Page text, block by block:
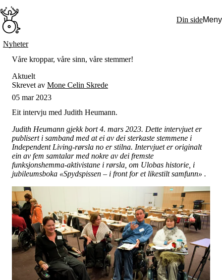
til
hovedinnhold
Din sideMeny
Søk:
Hva vi gjør
BPA – Borgerstyrt personlig assistanse
BPA og kommunen
Beslutningsstøtteråd
Funksjonsassistanse
Stolte, sterke og synlige historier
Ti gode grunner til å velge Uloba
Engasjer deg
Bli medlem
Bli assistent
Kampsaker
Arrangementer
Independent Living-festivalen
Skansgård-forelesningen
Medlemsrådet
Selvsagt
Bente Skansgårds Independent Living-fond
Om oss
Nyheter
Tall og fakta
Om Uloba
Kontakt Uloba
Supportsenter
Nyheter
Våre kroppar, våre sinn, våre stemmer!
Aktuelt
Skrevet av Mone Celin Skrede
05 mar 2023
Eit intervju med Judith Heumann.
Judith Heumann gjekk bort 4. mars 2023. Dette intervjuet er
publisert i samband med at ei av dei sterkaste stemmene i
Independent Living-rørsla no er stilna. Intervjuet er originalt
ein av fem samtalar med nokre av dei fremste
funksjonshemma-aktivistane i rørsla, om Ulobas historie, i
jubileumsboka «Spydspissen – i front for et likestilt samfunn» .